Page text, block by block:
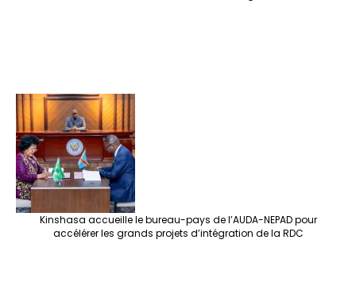
Kinshasa accueille le bureau-pays de l’AUDA-NEPAD pour
accélérer les grands projets d’intégration de la RDC